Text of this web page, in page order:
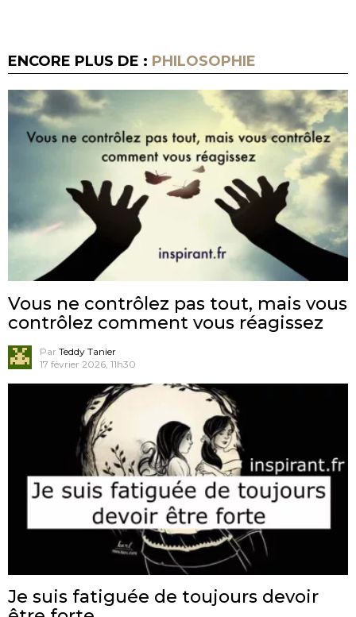
ENCORE PLUS DE : PHILOSOPHIE
Vous ne contrôlez pas tout, mais vous
contrôlez comment vous réagissez
Par Teddy Tanier
17 février 2026, 11h30
Je suis fatiguée de toujours devoir